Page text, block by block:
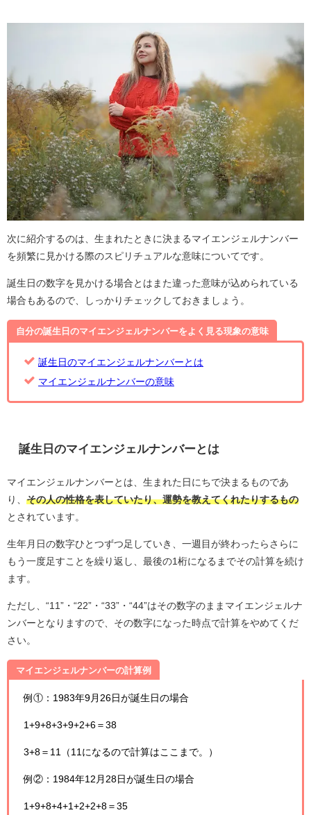
次に紹介するのは、生まれたときに決まるマイエンジェルナンバー
を頻繁に見かける際のスピリチュアルな意味についてです。
誕生日の数字を見かける場合とはまた違った意味が込められている
場合もあるので、しっかりチェックしておきましょう。
自分の誕生日のマイエンジェルナンバーをよく見る現象の意味
誕生日のマイエンジェルナンバーとは
マイエンジェルナンバーの意味
誕生日のマイエンジェルナンバーとは
マイエンジェルナンバーとは、生まれた日にちで決まるものであ
り、 その人の性格を表していたり、運勢を教えてくれたりするもの
とされています。
生年月日の数字ひとつずつ足していき、一週目が終わったらさらに
もう一度足すことを繰り返し、最後の1桁になるまでその計算を続け
ます。
ただし、“11”・“22”・“33”・“44”はその数字のままマイエンジェルナ
ンバーとなりますので、その数字になった時点で計算をやめてくだ
さい。
マイエンジェルナンバーの計算例
例①：1983年9月26日が誕生日の場合
1+9+8+3+9+2+6＝38
3+8＝11（11になるので計算はここまで。）
例②：1984年12月28日が誕生日の場合
1+9+8+4+1+2+2+8＝35